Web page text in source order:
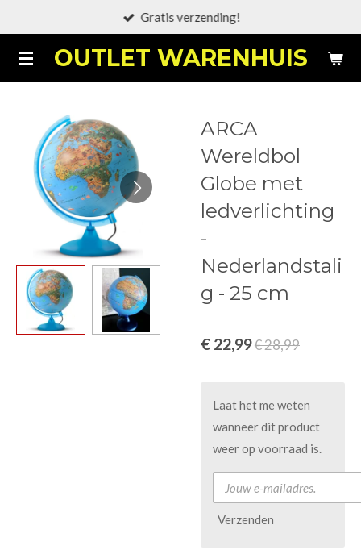
naar
de
OUTLET WARENHUIS
Gratis verzending!
ARCA
Wereldbol
Globe met
ledverlichting
-
Nederlandstali
g - 25 cm
€ 22,99€ 28,99
Laat het me weten
wanneer dit product
weer op voorraad is.
Verzenden